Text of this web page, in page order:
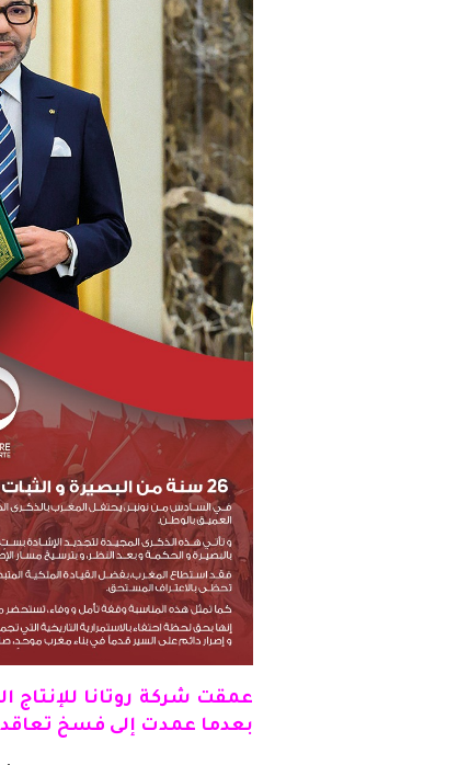
عمقت شركة روتانا
بعدما عمدت إلى فسخ تعاقدها